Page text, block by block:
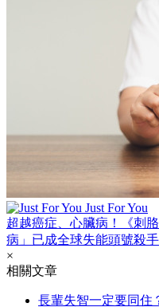
Just For You
超越癌症、心臟病！《刺
病」已成全球失能頭號殺手
×
相關文章
長輩失智一定要同住